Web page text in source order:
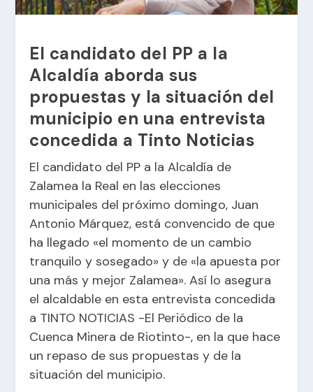
El candidato del PP a la
Alcaldía aborda sus
propuestas y la situación del
municipio en una entrevista
concedida a Tinto Noticias
El candidato del PP a la Alcaldía de
Zalamea la Real en las elecciones
municipales del próximo domingo, Juan
Antonio Márquez, está convencido de que
ha llegado «el momento de un cambio
tranquilo y sosegado» y de «la apuesta por
una más y mejor Zalamea». Así lo asegura
el alcaldable en esta entrevista concedida
a TINTO NOTICIAS -El Periódico de la
Cuenca Minera de Riotinto-, en la que hace
un repaso de sus propuestas y de la
situación del municipio.